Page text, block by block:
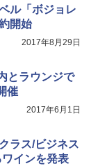
照射 長時間使用
性 金属製耐久 コ
び便利 アウトド
会用 緑
ル「ボジョレ
開始
2017年8月29日
とラウンジで
催
2017年6月1日
ラス/ビジネス
インを発表